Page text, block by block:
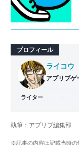
プロフィール
ライター
ライコウ
アプリブゲ
バンタン
ゲームだ
執筆：アプリブ編集部
※記事の内容は記載当時の